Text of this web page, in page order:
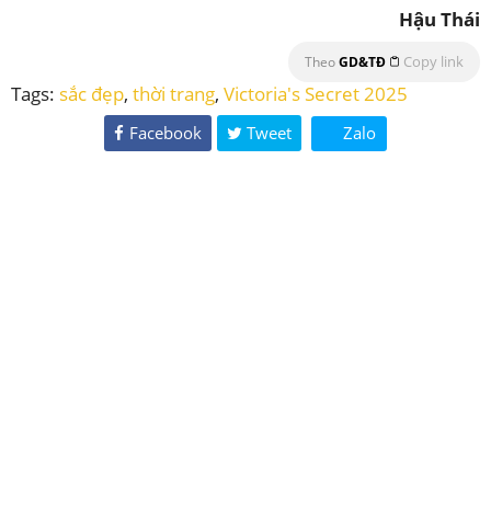
Hậu Thái
TheoGD&TĐ Copy link
Tags: sắc đẹp, thời trang, Victoria's Secret 2025
Facebook Tweet Zalo